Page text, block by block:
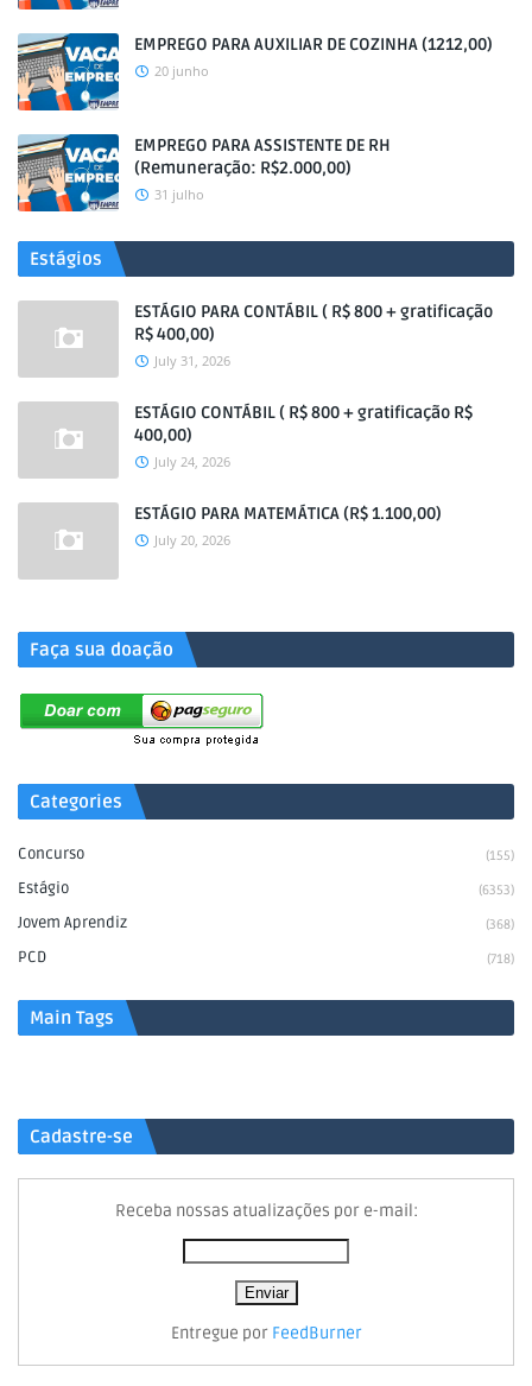
EMPREGO PARA AUXILIAR DE COZINHA (1212,00)
20 junho
EMPREGO PARA ASSISTENTE DE RH
(Remuneração: R$2.000,00)
31 julho
Estágios
ESTÁGIO PARA CONTÁBIL ( R$ 800 + gratificação
R$ 400,00)
July 31, 2026
ESTÁGIO CONTÁBIL ( R$ 800 + gratificação R$
400,00)
July 24, 2026
ESTÁGIO PARA MATEMÁTICA (R$ 1.100,00)
July 20, 2026
Faça sua doação
Categories
Concurso (155)
Estágio (6353)
Jovem Aprendiz (368)
PCD (718)
Main Tags
Cadastre-se
Receba nossas atualizações por e-mail:
Entregue por FeedBurner